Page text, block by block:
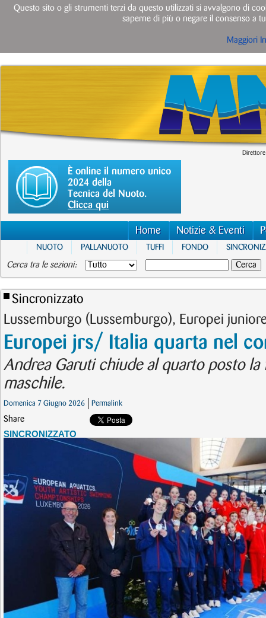
È online il numero unico
2024 della
Tecnica del Nuoto.
Clicca qui
Home Notizie & Eventi
NUOTO PALLANUOTO TUFFI FONDO
Cerca tra le sezioni:
Sincronizzato
Lussemburgo (Lussemburgo), Europei
Europei jrs/ Italia quarta nel
Andrea Garuti chiude al quarto posto
maschile.
Domenica 7 Giugno 2026 Permalink
Share
SINCRONIZZATO
Questo sito o gli strumenti terzi da questo utilizzati si avvalgono di
saperne di più o negare il consenso a
Maggiori